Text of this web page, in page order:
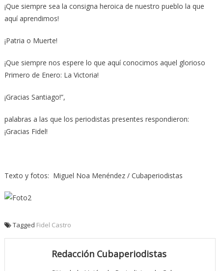
¡Que siempre sea la consigna heroica de nuestro pueblo la que
aquí aprendimos!
¡Patria o Muerte!
¡Que siempre nos espere lo que aquí conocimos aquel glorioso
Primero de Enero: La Victoria!
¡Gracias Santiago!”,
palabras a las que los periodistas presentes respondieron:
¡Gracias Fidel!
Texto y fotos: Miguel Noa Menéndez / Cubaperiodistas
Tagged Fidel Castro
Redacción Cubaperiodistas